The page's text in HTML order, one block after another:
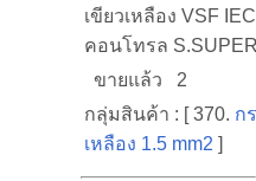
เขียวเหลือง VSF
คอนโทรล
ขายแล้ว 2
กลุ่มสินค้า : [ 370. ก
เหลือง 1.5 mm2 ]